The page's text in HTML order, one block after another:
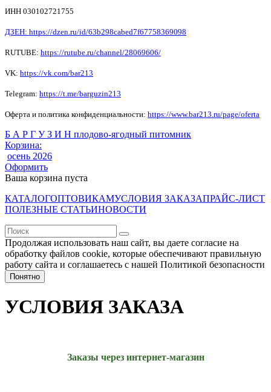
ИНН 030102721755
ДЗЕН: https://dzen.ru/id/63b298cabed7f67758369098
RUTUBE: https://rutube.ru/channel/28069606/
VK: https://vk.com/bar213
Telegram: https://t.me/barguzin213
Оферта и политика конфиденциальности: https://www.bar213.ru/page/oferta
Б А Р Г У З И Н плодово-ягодный питомник
Корзина:
осень 2026
Оформить
Ваша корзина пуста
КАТАЛОГОПТОВИКАМУСЛОВИЯ ЗАКАЗАПРАЙС-ЛИСТ
ПОЛЕЗНЫЕ СТАТЬИНОВОСТИ
Продолжая использовать наш сайт, вы даете согласие на
обработку файлов cookie, которые обеспечивают правильную
работу сайта и соглашаетесь с нашей Политикой безопасности
Понятно
УСЛОВИЯ ЗАКАЗА
Заказы через интернет-магазин